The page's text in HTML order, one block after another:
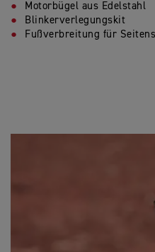
Motorbügel aus Edelstahl
Blinkerverlegungskit
Fußverbreitung für